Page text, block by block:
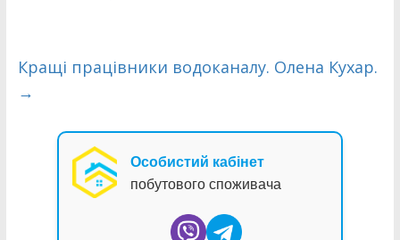
Кращі працівники водоканалу. Олена Кухар.
→
Особистий кабінет
побутового споживача